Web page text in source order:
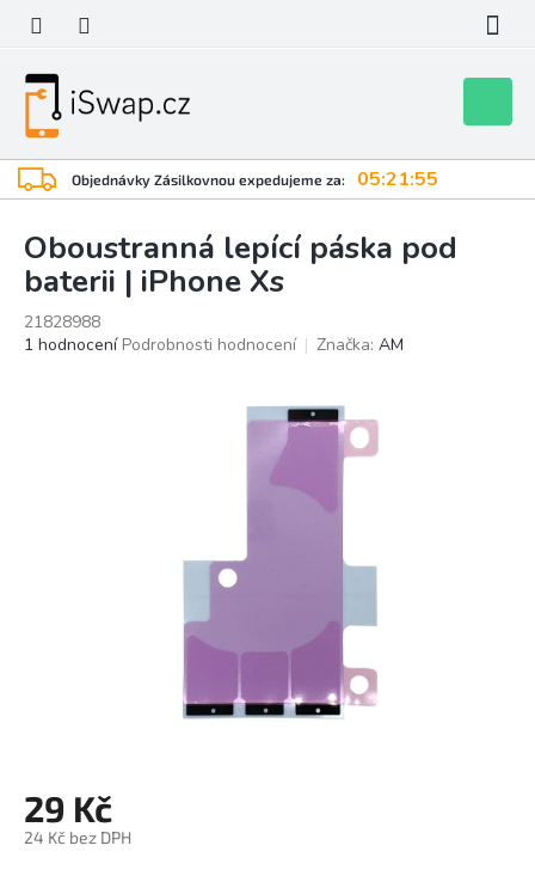
obsah
Objednávky Zásilkovnou expedujeme za: 05:21:55
košík
Oboustranná lepící páska pod
baterii | iPhone Xs
21828988
Průměrné
1 hodnocení Podrobnosti hodnocení Značka: AM
29 Kč
24 Kč bez DPH